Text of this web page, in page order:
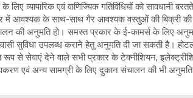
व्यापारिक एवं वाणिज्यिक गतिविधियों को सावधानी
आवश्यक के साथ-साथ गैर आवश्यक वस्तुओं की बिक्री की
की अनुमति हो। समस्त प्रकार के ई-कामर्स के लिए
सुविधा उपलब्ध कराने हेतु अनुमति दी जा सकती है।
रूप से सेवाएं देने वाले सभी प्रकार के टेक्नीशियन,
एवं अन्य सामग्री के लिए दुकान संचालन की भी अनुमति